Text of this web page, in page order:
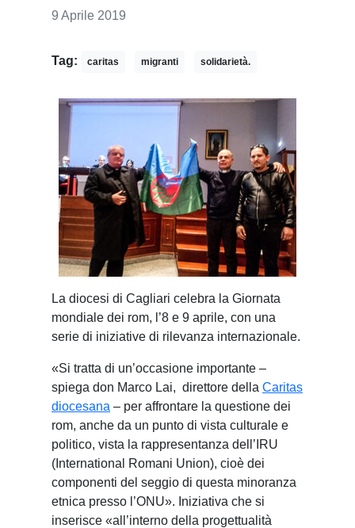
9 Aprile 2019
Tag: caritas migranti solidarietà.
La diocesi di Cagliari celebra la Giornata
mondiale dei rom, l’8 e 9 aprile, con una
serie di iniziative di rilevanza internazionale.
«Si tratta di un’occasione importante –
spiega don Marco Lai, direttore della Caritas
diocesana – per affrontare la questione dei
rom, anche da un punto di vista culturale e
politico, vista la rappresentanza dell’IRU
(International Romani Union), cioè dei
componenti del seggio di questa minoranza
etnica presso l’ONU». Iniziativa che si
inserisce «all’interno della progettualità